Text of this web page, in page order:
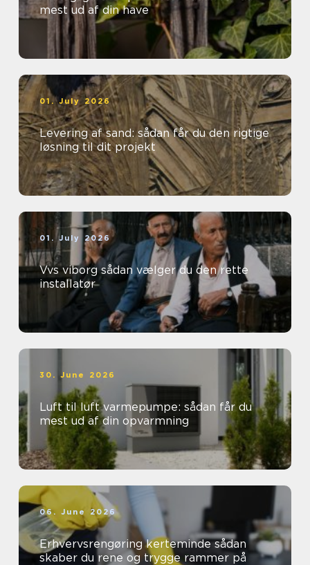
mest ud af din have
01. July 2026
Levering af sand: sådan får du den rigtige
løsning til dit projekt
01. July 2026
Vvs viborg sådan vælger du den rette
installatør
30. June 2026
Luft til luft varmepumpe: sådan får du
mest ud af din opvarmning
06. June 2026
Erhvervsrengøring kerteminde sådan
skaber du rene og trygge rammer på